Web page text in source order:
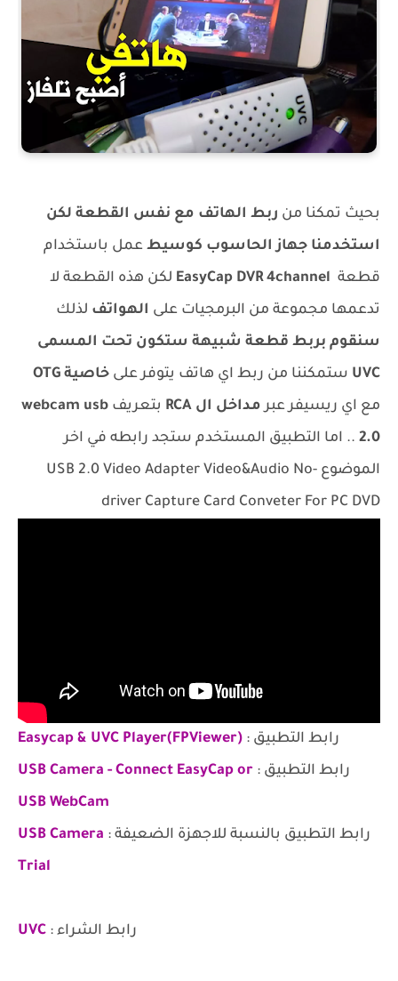
بحيث تمكنا من ربط الهاتف مع نفس القطعة لكن
استخدمنا جهاز الحاسوب كوسيط عمل باستخدام
قطعة EasyCap DVR 4channel لكن هذه القطعة لا
تدعمها مجموعة من البرمجيات على الهواتف لذلك
سنقوم بربط قطعة شبيهة ستكون تحت المسمى
UVC ستمكننا من ربط اي هاتف يتوفر على خاصية OTG
مع اي ريسيفر عبرمداخل ال RCA بتعريف webcam usb
2.0 .. اما التطبيق المستخدم ستجد رابطه في اخر
الموضوع USB 2.0 Video Adapter Video&Audio No-
driver Capture Card Conveter For PC DVD
رابط التطبيق : Easycap & UVC Player(FPViewer)
رابط التطبيق : USB Camera - Connect EasyCap or
USB WebCam
رابط التطبيق بالنسبة للاجهزة الضعيفة : USB Camera
Trial
رابط الشراء : UVC